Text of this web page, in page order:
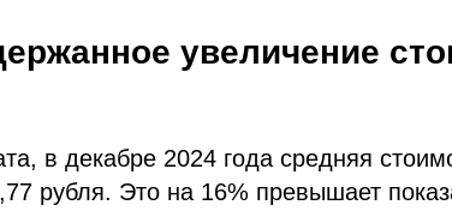
увеличение
в декабре 2024 года средняя
рубля. Это на 16% превышает